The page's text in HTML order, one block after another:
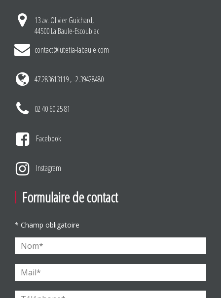
13 av. Olivier Guichard,
44500 La Baule-Escoublac
contact@lutetia-labaule.com
47.283613119 , -2.39428480
02 40 60 25 81
Facebook
Instagram
Formulaire de contact
* Champ obligatoire